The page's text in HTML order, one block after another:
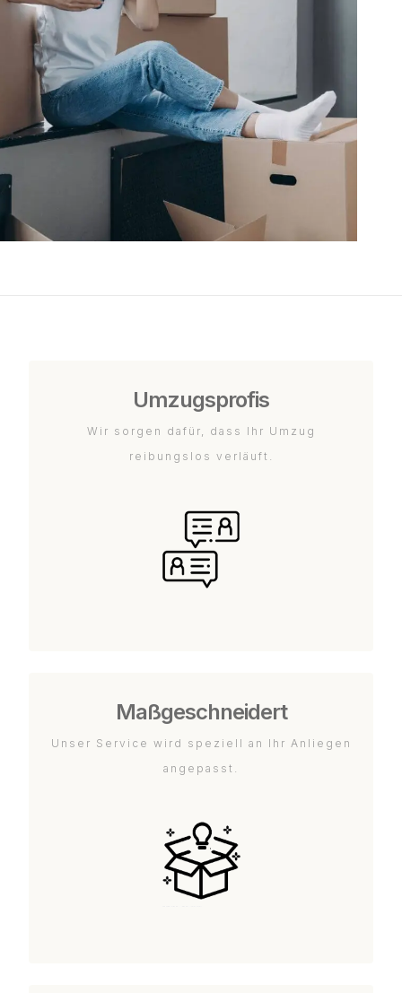
Umzugsprofis
Wir sorgen dafür, dass Ihr Umzug
reibungslos verläuft.
Maßgeschneidert
Unser Service wird speziell an Ihr Anliegen
angepasst.